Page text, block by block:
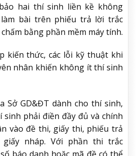
hai thí sinh liền kề không
bài trên phiếu trả lời trắc
bằng phần mềm máy tính.
kiến thức, các lỗi kỹ thuật khi
nhân khiến không ít thí sinh
Sở GD&ĐT dành cho thí sinh,
phải điền đầy đủ và chính
vào đề thi, giấy thi, phiếu trả
nháp. Với phần thi trắc